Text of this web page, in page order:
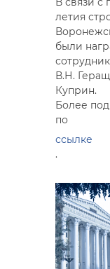
летия
были
В.Н.
Куприн.
Более
по
ссылке
.